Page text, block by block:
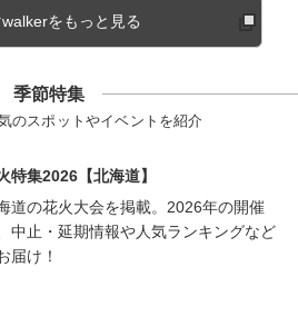
をもっと見る
季節特集
のスポットやイベントを紹介
特集2026【北海道】
道の花火大会を掲載。2026年の開催
中止・延期情報や人気ランキングなど
届け！